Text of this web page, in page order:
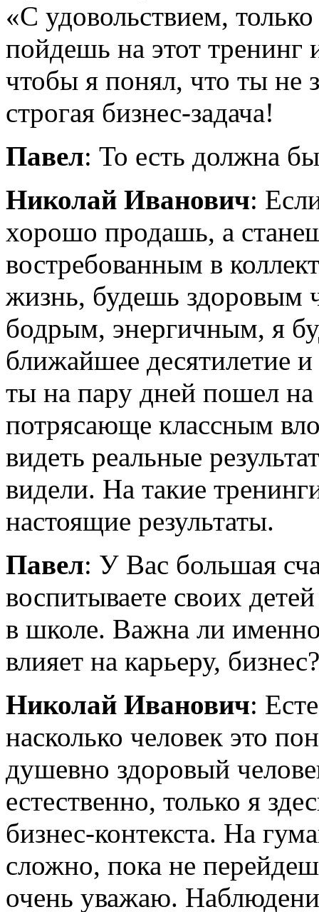
«С удовольствием,
пойдешь на этот
чтобы я понял, что ты не
строгая бизнес-задача!
Павел: То есть должна
Николай Иванович:
хорошо продашь, а
востребованным в
жизнь, будешь здоровым
бодрым, энергичным, я
ближайшее десятилетие и
ты на пару дней пошел
потрясающе классным
видеть реальные
видели. На такие
настоящие результаты.
Павел: У Вас большая
воспитываете своих
в школе. Важна ли
влияет на карьеру, бизнес?
Николай Иванович:
насколько человек это
душевно здоровый
естественно, только я
бизнес-контекста. На
сложно, пока не
очень уважаю.